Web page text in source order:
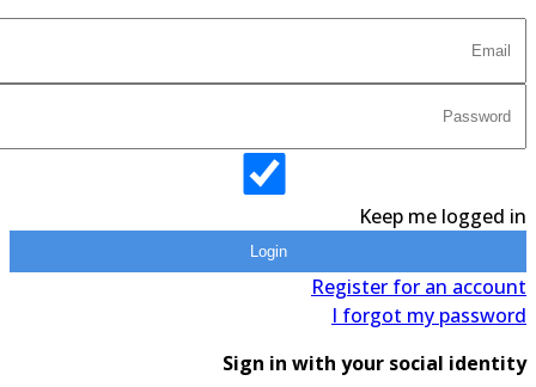
Keep me logged in
Login
Register for an account
I forgot my password
Sign in with your social identity